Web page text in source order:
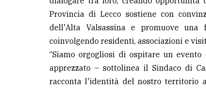
Provincia di Lecco sostiene con
dell'Alta Valsassina e promuove una
coinvolgendo residenti, associazioni e
“Siamo orgogliosi di ospitare un
apprezzato – sottolinea il Sindaco di
racconta l'identità del nostro territorio